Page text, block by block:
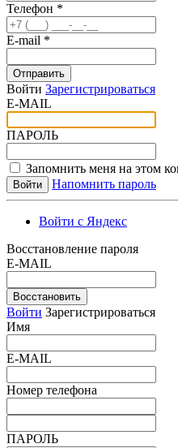
Телефон *
E-mail *
Отправить
Войти Зарегистрироваться
E-MAIL
ПАРОЛЬ
Запомнить меня на этом
Напомнить пароль
Войти с Яндекс
Восстановление пароля
E-MAIL
Восстановить
Войти Зарегистрироваться
Имя
E-MAIL
Номер телефона
ПАРОЛЬ